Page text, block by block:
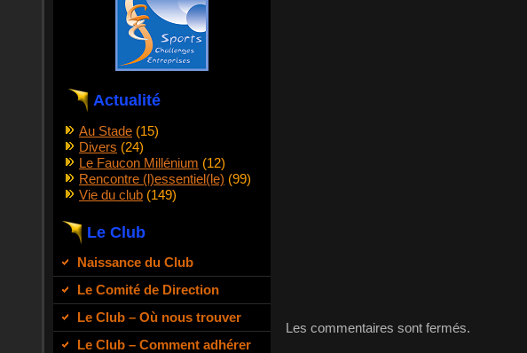
Actualité
Au Stade (15)
Divers (24)
Le Faucon Millénium (12)
Rencontre (l)essentiel(le) (99)
Vie du club (149)
Le Club
Naissance du Club
Le Comité de Direction
Le Club – Où nous trouver
Le Club – Comment adhérer
Les commentaires sont fermés.